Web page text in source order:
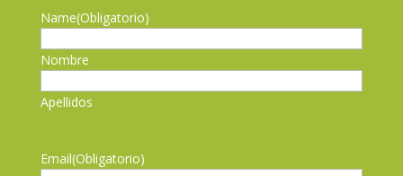
Name(Obligatorio)
Nombre
Apellidos
Email(Obligatorio)